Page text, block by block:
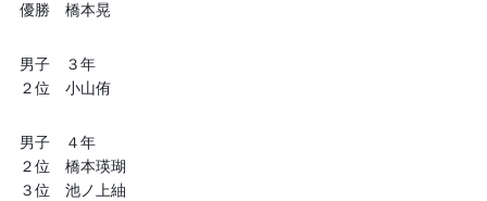
優勝 橋本晃
男子 ３年
２位 小山侑
男子 ４年
２位 橋本瑛瑚
３位 池ノ上紬